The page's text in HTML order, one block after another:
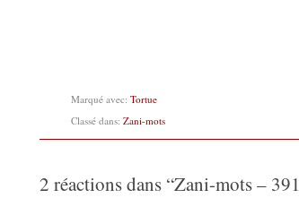
Marqué avec: Tortue
Classé dans: Zani-mots
2 réactions dans “Zani-mots – 391